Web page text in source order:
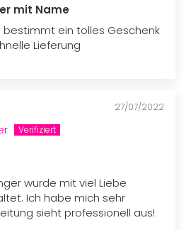
mit Name
bestimmt ein tolles Geschenk
Lieferung
27/07/2022
wurde mit viel Liebe
Ich habe mich sehr
sieht professionell aus!